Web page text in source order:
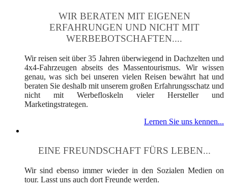
WIR BERATEN MIT EIGENEN
ERFAHRUNGEN UND NICHT MIT
WERBEBOTSCHAFTEN....
Wir reisen seit über 35 Jahren überwiegend in Dachzelten und
4x4-Fahrzeugen abseits des Massentourismus. Wir wissen
genau, was sich bei unseren vielen Reisen bewährt hat und
beraten Sie deshalb mit unserem großen Erfahrungsschatz und
nicht mit Werbefloskeln vieler Hersteller und
Marketingstrategen.
Lernen Sie uns kennen...
EINE FREUNDSCHAFT FÜRS LEBEN...
Wir sind ebenso immer wieder in den Sozialen Medien on
tour. Lasst uns auch dort Freunde werden.